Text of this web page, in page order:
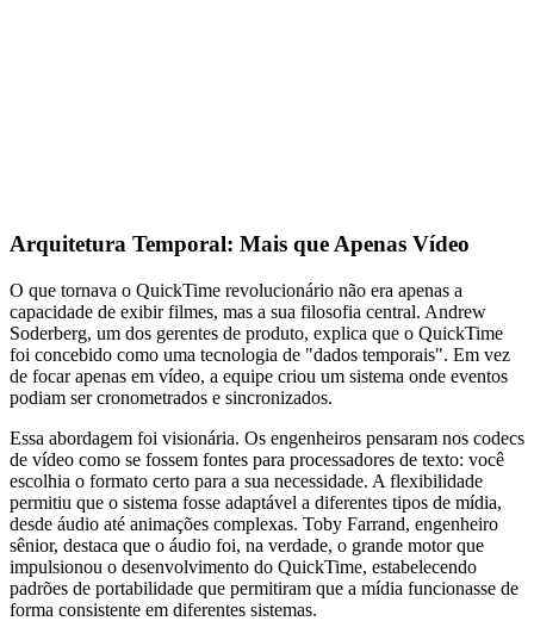
Arquitetura Temporal: Mais que Apenas Vídeo
O que tornava o QuickTime revolucionário não era apenas a
capacidade de exibir filmes, mas a sua filosofia central. Andrew
Soderberg, um dos gerentes de produto, explica que o QuickTime
foi concebido como uma tecnologia de "dados temporais". Em vez
de focar apenas em vídeo, a equipe criou um sistema onde eventos
podiam ser cronometrados e sincronizados.
Essa abordagem foi visionária. Os engenheiros pensaram nos codecs
de vídeo como se fossem fontes para processadores de texto: você
escolhia o formato certo para a sua necessidade. A flexibilidade
permitiu que o sistema fosse adaptável a diferentes tipos de mídia,
desde áudio até animações complexas. Toby Farrand, engenheiro
sênior, destaca que o áudio foi, na verdade, o grande motor que
impulsionou o desenvolvimento do QuickTime, estabelecendo
padrões de portabilidade que permitiram que a mídia funcionasse de
forma consistente em diferentes sistemas.